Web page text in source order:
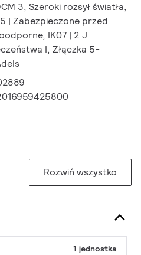
3, Szeroki rozsył światła,
| Zabezpieczone przed
IK07 | 2 J
I, Złączka 5-
Rozwiń wszystko
1 jednostka